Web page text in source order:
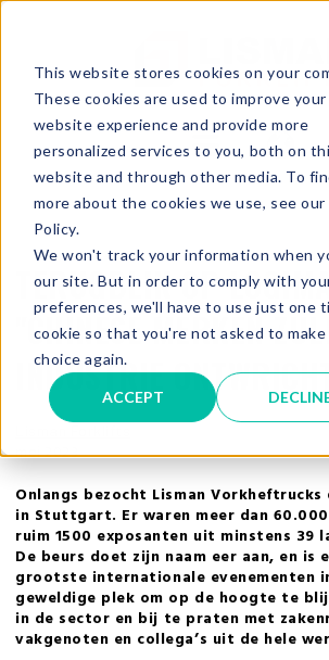
This website stores cookies on your
These cookies are used to improve your
website experience and provide more
personalized services to you, both on
website and through other media. To
more about the cookies we use, see our
Policy.
We won't track your information when
our site. But in order to comply with
preferences, we'll have to use just one
cookie so that you're not asked to
choice again.
ACCEPT
TERUGBLIK OP
"CHINESE MERKEN
INDUSTRIE
mei 2023
Onlangs bezocht Lisman Vorkheftrucks
in Stuttgart. Er waren meer dan
ruim 1500 exposanten uit minstens 39
De beurs doet zijn naam eer aan, en is
grootste internationale evenementen
geweldige plek om op de hoogte te
in de sector en bij te praten met
vakgenoten en collega’s uit de hele